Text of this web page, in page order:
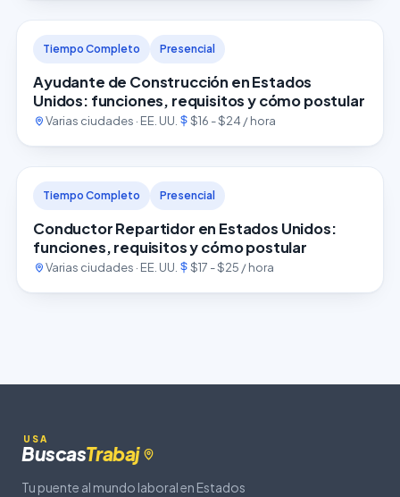
Tiempo Completo Presencial
Ayudante de Construcción en Estados
Unidos: funciones, requisitos y cómo postular
Varias ciudades · EE. UU. $16 - $24 / hora
Tiempo Completo Presencial
Conductor Repartidor en Estados Unidos:
funciones, requisitos y cómo postular
Varias ciudades · EE. UU. $17 - $25 / hora
USA
BuscasTrabaj
Tu puente al mundo laboral en Estados